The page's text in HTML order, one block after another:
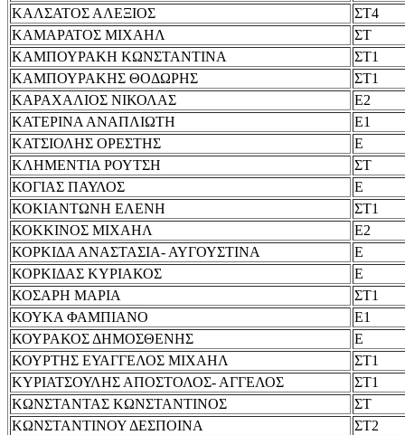
ΚΑΛΣΑΤΟΣ ΑΛΕΞΙΟΣ
ΣΤ4
ΚΑΜΑΡΑΤΟΣ ΜΙΧΑΗΛ
ΣΤ
ΚΑΜΠΟΥΡΑΚΗ ΚΩΝΣΤΑΝΤΙΝΑ
ΣΤ1
ΚΑΜΠΟΥΡΑΚΗΣ ΘΟΔΩΡΗΣ
ΣΤ1
ΚΑΡΑΧΑΛΙΟΣ ΝΙΚΟΛΑΣ
Ε2
ΚΑΤΕΡΙΝΑ ΑΝΑΠΛΙΩΤΗ
Ε1
ΚΑΤΣΙΟΛΗΣ ΟΡΕΣΤΗΣ
Ε
ΚΛΗΜΕΝΤΙΑ ΡΟΥΤΣΗ
ΣΤ
ΚΟΓΙΑΣ ΠΑΥΛΟΣ
Ε
ΚΟΚΙΑΝΤΩΝΗ ΕΛΕΝΗ
ΣΤ1
ΚΟΚΚΙΝΟΣ ΜΙΧΑΗΛ
Ε2
ΚΟΡΚΙΔΑ ΑΝΑΣΤΑΣΙΑ- ΑΥΓΟΥΣΤΙΝΑ
Ε
ΚΟΡΚΙΔΑΣ ΚΥΡΙΑΚΟΣ
Ε
ΚΟΣΑΡΗ ΜΑΡΙΑ
ΣΤ1
ΚΟΥΚΑ ΦΑΜΠΙΑΝΟ
Ε1
ΚΟΥΡΑΚΟΣ ΔΗΜΟΣΘΕΝΗΣ
Ε
ΚΟΥΡΤΗΣ ΕΥΑΓΓΕΛΟΣ ΜΙΧΑΗΛ
ΣΤ1
ΚΥΡΙΑΤΣΟΥΛΗΣ ΑΠΟΣΤΟΛΟΣ- ΑΓΓΕΛΟΣ
ΣΤ1
ΚΩΝΣΤΑΝΤΑΣ ΚΩΝΣΤΑΝΤΙΝΟΣ
ΣΤ
ΚΩΝΣΤΑΝΤΙΝΟΥ ΔΕΣΠΟΙΝΑ
ΣΤ2